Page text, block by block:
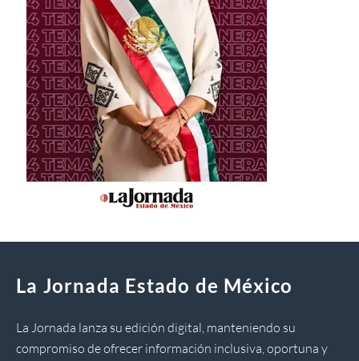
La Jornada Estado de México
La Jornada lanza su edición digital, manteniendo su
compromiso de ofrecer información inclusiva, oportuna y